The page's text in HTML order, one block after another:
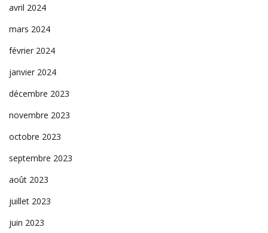
avril 2024
mars 2024
février 2024
janvier 2024
décembre 2023
novembre 2023
octobre 2023
septembre 2023
août 2023
juillet 2023
juin 2023